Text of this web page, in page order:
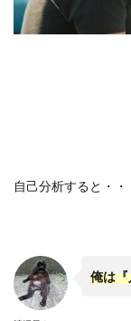
自己分析すると・・
俺は